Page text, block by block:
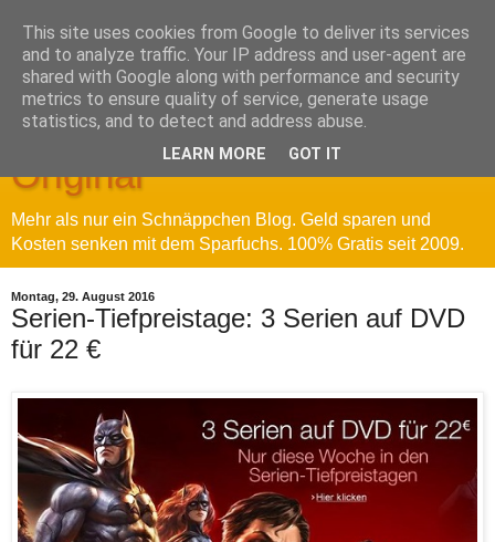
Sparfuchs' Blog - Das
Original
Mehr als nur ein Schnäppchen Blog. Geld sparen und
Kosten senken mit dem Sparfuchs. 100% Gratis seit 2009.
Montag, 29. August 2016
Serien-Tiefpreistage: 3 Serien auf DVD
für 22 €
This site uses cookies from Google to deliver its services
and to analyze traffic. Your IP address and user-agent are
shared with Google along with performance and security
metrics to ensure quality of service, generate usage
statistics, and to detect and address abuse.
LEARN MORE GOT IT